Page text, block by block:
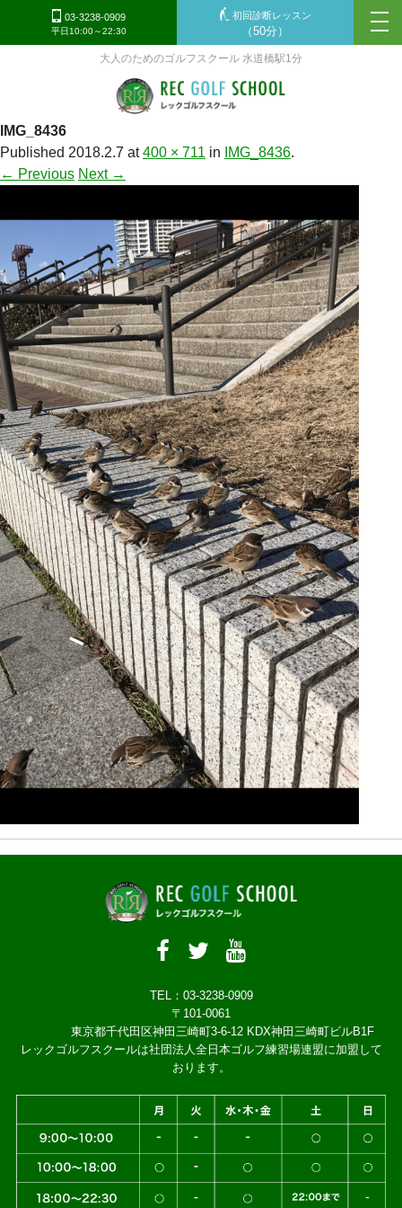
大人のためのゴルフスクール 水道橋駅1分
03-3238-0909
平日10:00～22:30
初回診断レッスン
（50分）
IMG_8436
Published 2018.2.7 at400 × 711 in IMG_8436.
← Previous Next →
TEL：03-3238-0909
〒101-0061
東京都千代田区神田三崎町3-6-12 KDX神田三崎町ビルB1F
レックゴルフスクールは社団法人全日本ゴルフ練習場連盟に加盟して
おります。